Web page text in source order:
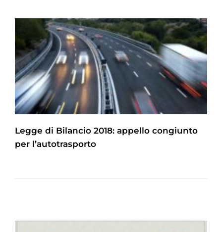
Legge di Bilancio 2018: appello congiunto
per l’autotrasporto